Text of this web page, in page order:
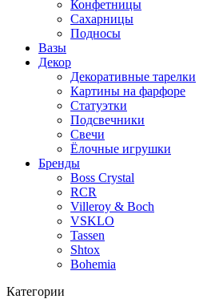
Конфетницы
Сахарницы
Подносы
Вазы
Декор
Декоративные тарелки
Картины на фарфоре
Статуэтки
Подсвечники
Свечи
Ёлочные игрушки
Бренды
Boss Crystal
RCR
Villeroy & Boch
VSKLO
Tassen
Shtox
Bohemia
Категории